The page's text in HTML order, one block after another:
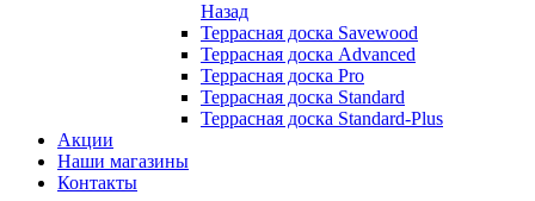
Назад
Террасная доска Savewood
Террасная доска Advanced
Террасная доска Pro
Террасная доска Standard
Террасная доска Standard-Plus
Акции
Наши магазины
Контакты